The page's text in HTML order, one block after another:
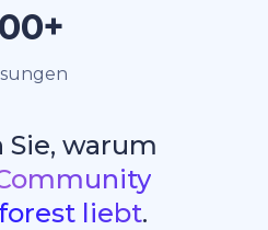
Sie, warum
liebt.